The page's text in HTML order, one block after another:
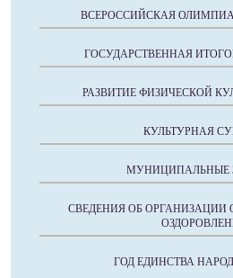
ВСЕРОССИЙСКАЯ
ГОСУДАРСТВЕННАЯ
РАЗВИТИЕ ФИЗИЧЕСКОЙ
КУЛЬТУРНАЯ
МУНИЦИПАЛЬНЫЕ
СВЕДЕНИЯ ОБ ОРГАНИЗАЦИИ
ГОД ЕДИНСТВА